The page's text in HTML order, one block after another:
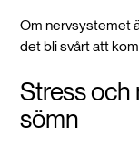
Om nervsystemet
det bli svårt att
Stress och
sömn